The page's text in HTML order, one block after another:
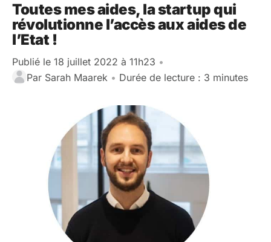
Toutes mes aides, la startup qui
révolutionne l’accès aux aides de
l’Etat !
Publié le 18 juillet 2022 à 11h23 •
Par Sarah Maarek • Durée de lecture : 3 minutes